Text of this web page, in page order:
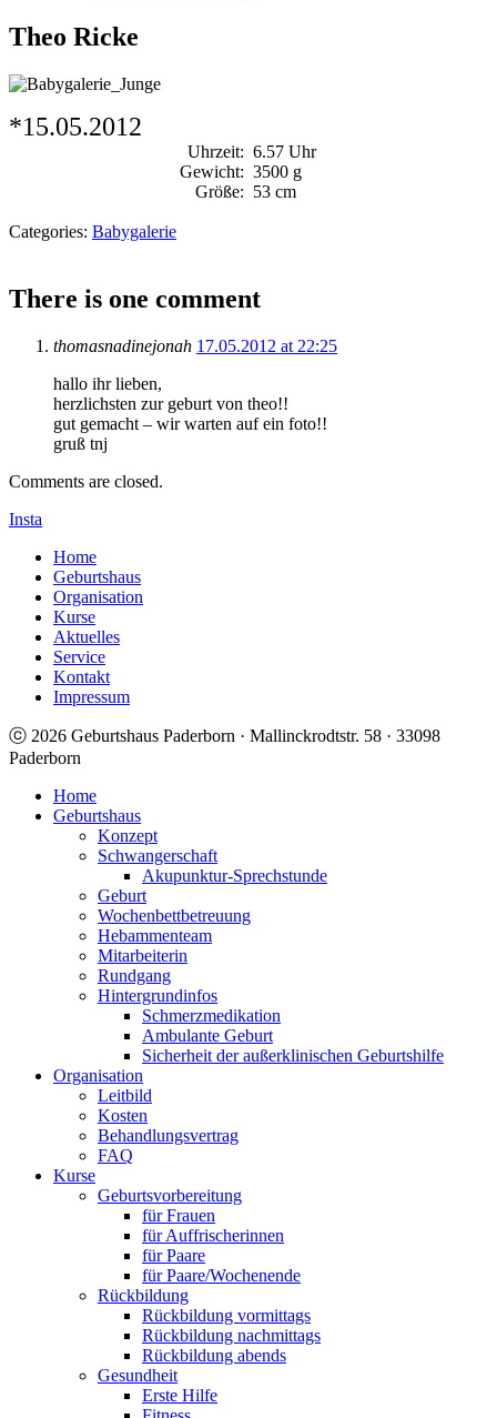
Theo Ricke
*15.05.2012
Uhrzeit: 6.57 Uhr
Gewicht: 3500 g
Größe: 53 cm
Categories: Babygalerie
There is one comment
thomasnadinejonah 17.05.2012 at 22:25
hallo ihr lieben,
herzlichsten zur geburt von theo!!
gut gemacht – wir warten auf ein foto!!
gruß tnj
Comments are closed.
Insta
Home
Geburtshaus
Organisation
Kurse
Aktuelles
Service
Kontakt
Impressum
ⓒ 2026 Geburtshaus Paderborn · Mallinckrodtstr. 58 · 33098
Paderborn
Home
Geburtshaus
Konzept
Schwangerschaft
Akupunktur-Sprechstunde
Geburt
Wochenbettbetreuung
Hebammenteam
Mitarbeiterin
Rundgang
Hintergrundinfos
Schmerzmedikation
Ambulante Geburt
Sicherheit der außerklinischen Geburtshilfe
Organisation
Leitbild
Kosten
Behandlungsvertrag
FAQ
Kurse
Geburtsvorbereitung
für Frauen
für Auffrischerinnen
für Paare
für Paare/Wochenende
Rückbildung
Rückbildung vormittags
Rückbildung nachmittags
Rückbildung abends
Gesundheit
Erste Hilfe